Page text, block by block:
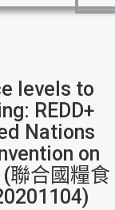
levels to
REDD+
Nations
on
聯合國糧食